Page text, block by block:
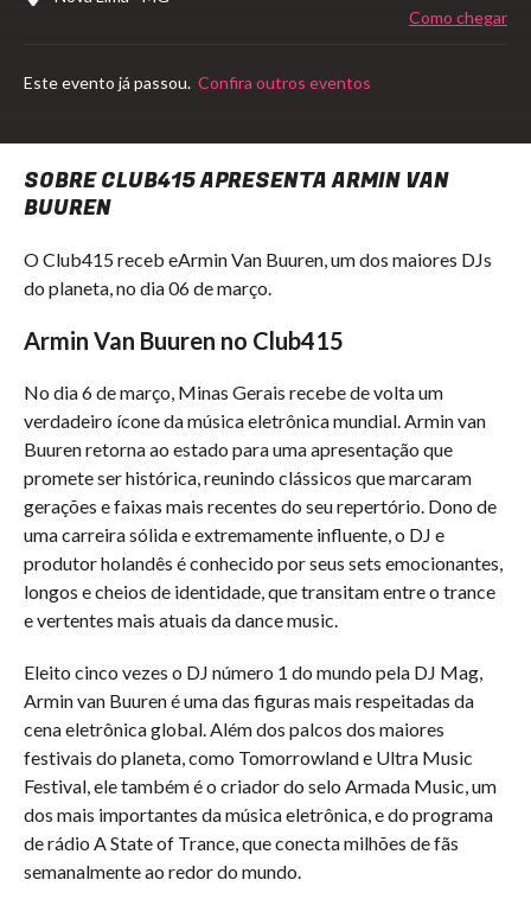
Como chegar
Este evento já passou. Confira outros eventos
SOBRE CLUB415 APRESENTA ARMIN VAN
BUUREN
O Club415 receb eArmin Van Buuren, um dos maiores DJs
do planeta, no dia 06 de março.
Armin Van Buuren no Club415
No dia 6 de março, Minas Gerais recebe de volta um
verdadeiro ícone da música eletrônica mundial. Armin van
Buuren retorna ao estado para uma apresentação que
promete ser histórica, reunindo clássicos que marcaram
gerações e faixas mais recentes do seu repertório. Dono de
uma carreira sólida e extremamente influente, o DJ e
produtor holandês é conhecido por seus sets emocionantes,
longos e cheios de identidade, que transitam entre o trance
e vertentes mais atuais da dance music.
Eleito cinco vezes o DJ número 1 do mundo pela DJ Mag,
Armin van Buuren é uma das figuras mais respeitadas da
cena eletrônica global. Além dos palcos dos maiores
festivais do planeta, como Tomorrowland e Ultra Music
Festival, ele também é o criador do selo Armada Music, um
dos mais importantes da música eletrônica, e do programa
de rádio A State of Trance, que conecta milhões de fãs
semanalmente ao redor do mundo.